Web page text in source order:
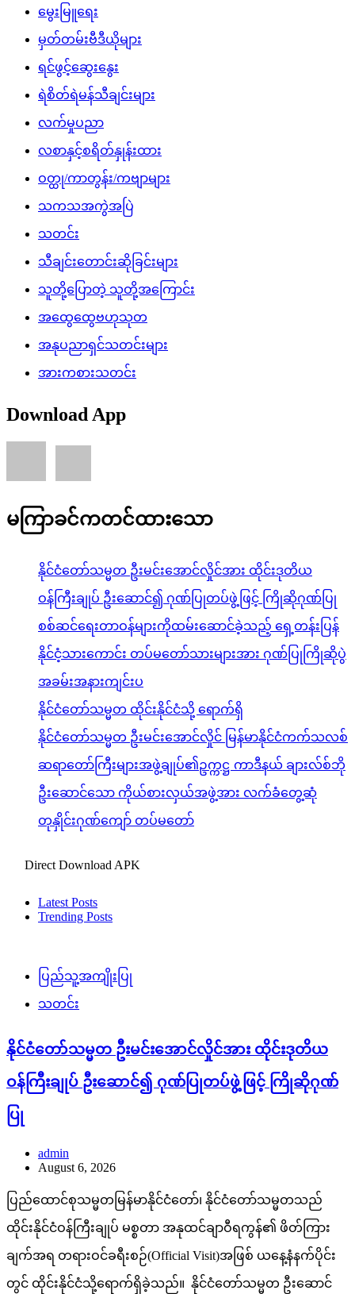
မွေးမြူရေး
မှတ်တမ်းဗီဒီယိုများ
ရင်ဖွင့်ဆွေးနွေး
ရဲစိတ်ရဲမန်သီချင်းများ
လက်မှုပညာ
လစာနှင့်စရိတ်နှုန်းထား
ဝတ္ထု/ကာတွန်း/ကဗျာများ
သကသအကွဲအပြဲ
သတင်း
သီချင်းတောင်းဆိုခြင်းများ
သူတို့ပြောတဲ့ သူတို့အကြောင်း
အထွေထွေဗဟုသုတ
အနုပညာရှင်သတင်းများ
အားကစားသတင်း
Download App
မကြာခင်ကတင်ထားသော
နိုင်ငံတော်သမ္မတ ဦးမင်းအောင်လှိုင်အား ထိုင်းဒုတိယ
ဝန်ကြီးချုပ် ဦးဆောင်၍ ဂုဏ်ပြုတပ်ဖွဲ့ဖြင့် ကြိုဆိုဂုဏ်ပြု
စစ်ဆင်ရေးတာဝန်များကိုထမ်းဆောင်ခဲ့သည့် ရှေ့တန်းပြန်
နိုင်ငံ့သားကောင်း တပ်မတော်သားများအား ဂုဏ်ပြုကြိုဆိုပွဲ
အခမ်းအနားကျင်းပ
နိုင်ငံတော်သမ္မတ ထိုင်းနိုင်ငံသို့ ရောက်ရှိ
နိုင်ငံတော်သမ္မတ ဦးမင်းအောင်လှိုင် မြန်မာနိုင်ငံကက်သလစ်
ဆရာတော်ကြီးများအဖွဲ့ချုပ်၏ဥက္ကဋ္ဌ ကာဒီနယ် ချားလ်စ်ဘို
ဦးဆောင်သော ကိုယ်စားလှယ်အဖွဲ့အား လက်ခံတွေ့ဆုံ
တုနှိုင်းဂုဏ်ကျော် တပ်မတော်
Direct Download APK
Latest Posts
Trending Posts
ပြည်သူ့အကျိုးပြု
သတင်း
နိုင်ငံတော်သမ္မတ ဦးမင်းအောင်လှိုင်အား ထိုင်းဒုတိယ
ဝန်ကြီးချုပ် ဦးဆောင်၍ ဂုဏ်ပြုတပ်ဖွဲ့ဖြင့် ကြိုဆိုဂုဏ်
ပြု
admin
August 6, 2026
ပြည်ထောင်စုသမ္မတမြန်မာနိုင်ငံတော်၊ နိုင်ငံတော်သမ္မတသည်
ထိုင်းနိုင်ငံဝန်ကြီးချုပ် မစ္စတာ အနုထင်ချာဝီရကွန်၏ ဖိတ်ကြား
ချက်အရ တရားဝင်ခရီးစဉ်(Official Visit)အဖြစ် ယနေ့နံနက်ပိုင်း
တွင် ထိုင်းနိုင်ငံသို့ရောက်ရှိခဲ့သည်။ နိုင်ငံတော်သမ္မတ ဦးဆောင်